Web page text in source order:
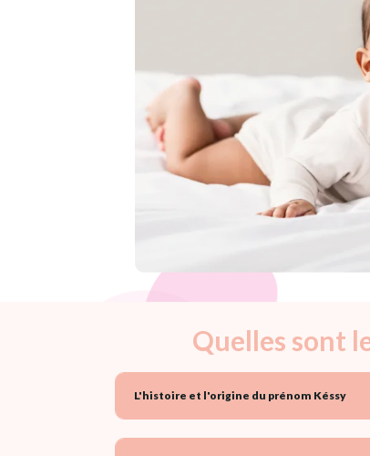
Quelles sont
L'histoire et l'origine du prénom Késsy